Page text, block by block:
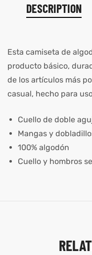
DESCRIPTION
Esta camiseta de
producto básico,
de los artículos más
casual, hecho para
Cuello de doble
Mangas y
100% algodón
Cuello y hombros